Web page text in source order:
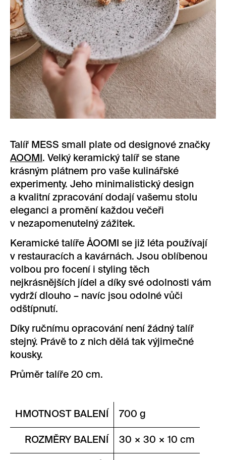
Talíř MESS small plate od designové značky
AOOMI . Velký keramický talíř se stane
krásným plátnem pro vaše kulinářské
experimenty. Jeho minimalistický design
a kvalitní zpracování dodají vašemu stolu
eleganci a promění každou večeři
v nezapomenutelný zážitek.
Keramické talíře ÅOOMI se již léta používají
v restauracích a kavárnách. Jsou oblíbenou
volbou pro focení i styling těch
nejkrásnějších jídel a díky své odolnosti vám
vydrží dlouho – navíc jsou odolné vůči
odštípnutí.
Díky ručnímu opracování není žádný talíř
stejný. Právě to z nich dělá tak výjimečné
kousky.
Průměr talíře 20 cm.
HMOTNOST BALENÍ 700 g
ROZMĚRY BALENÍ 30 × 30 × 10 cm